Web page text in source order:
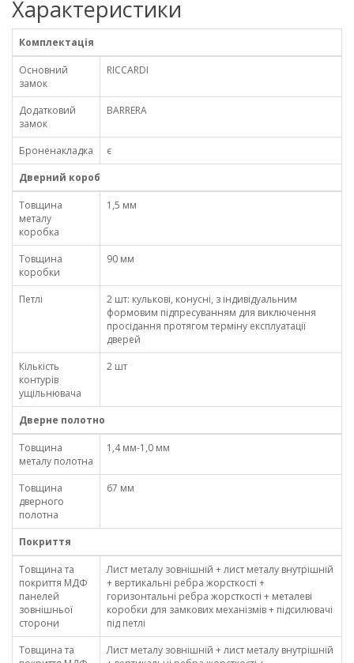
Характеристики
Комплектація
Основний
замок
RICCARDI
Додатковий
замок
BARRERA
Броненакладка
є
Дверний короб
Товщина
металу
коробка
1,5 мм
Товщина
коробки
90 мм
Петлі
2 шт: кулькові, конусні, з індивідуальним
формовим підпресуванням для виключення
просідання протягом терміну експлуатації
дверей
Кількість
контурів
ущільнювача
2 шт
Дверне полотно
Товщина
металу полотна
1,4 мм-1,0 мм
Товщина
дверного
полотна
67 мм
Покриття
Товщина та
покриття МДФ
панелей
зовнішньої
сторони
Лист металу зовнішній + лист металу внутрішній
+ вертикальні ребра жорсткості +
горизонтальні ребра жорсткості + металеві
коробки для замкових механізмів + підсилювачі
під петлі
Товщина та
Лист металу зовнішній + лист металу внутрішній